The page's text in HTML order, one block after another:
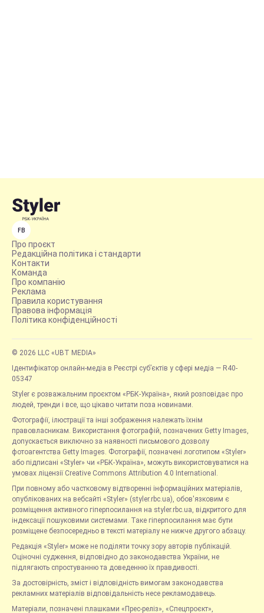
FB
Про проєкт
Редакційна політика і стандарти
Контакти
Команда
Про компанію
Реклама
Правила користування
Правова інформація
Політика конфіденційності
© 2026 LLC «UBT MEDIA»
Ідентифікатор онлайн-медіа в Реєстрі суб’єктів у сфері медіа — R40-
05347
Styler є розважальним проєктом «РБК-Україна», який розповідає про
людей, тренди і все, що цікаво читати поза новинами.
Фотографії, ілюстрації та інші зображення належать їхнім
правовласникам. Використання фотографій, позначених Getty Images,
допускається виключно за наявності письмового дозволу
фотоагентства Getty Images. Фотографії, позначені логотипом «Styler»
або підписані «Styler» чи «РБК-Україна», можуть використовуватися на
умовах ліцензії Creative Commons Attribution 4.0 International.
При повному або частковому відтворенні інформаційних матеріалів,
опублікованих на вебсайті «Styler» (styler.rbc.ua), обов'язковим є
розміщення активного гіперпосилання на styler.rbc.ua, відкритого для
індексації пошуковими системами. Таке гіперпосилання має бути
розміщене безпосередньо в тексті матеріалу не нижче другого абзацу.
Редакція «Styler» може не поділяти точку зору авторів публікацій.
Оціночні судження, відповідно до законодавства України, не
підлягають спростуванню та доведенню їх правдивості.
За достовірність, зміст і відповідність вимогам законодавства
рекламних матеріалів відповідальність несе рекламодавець.
Матеріали, позначені плашками «Прес-реліз», «Спецпроєкт»,